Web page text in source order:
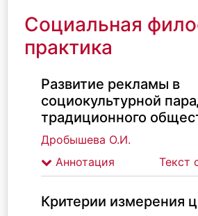
Социальная
практика
Развитие рекламы в
социокультурной
традиционного
Дробышева О.И.
Аннотация
Текст
Критерии измерения